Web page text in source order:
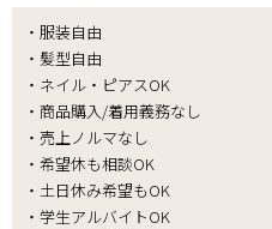
・服装自由
・髪型自由
・ネイル・ピアスOK
・商品購入/着用義務なし
・売上ノルマなし
・希望休も相談OK
・土日休み希望もOK
・学生アルバイトOK